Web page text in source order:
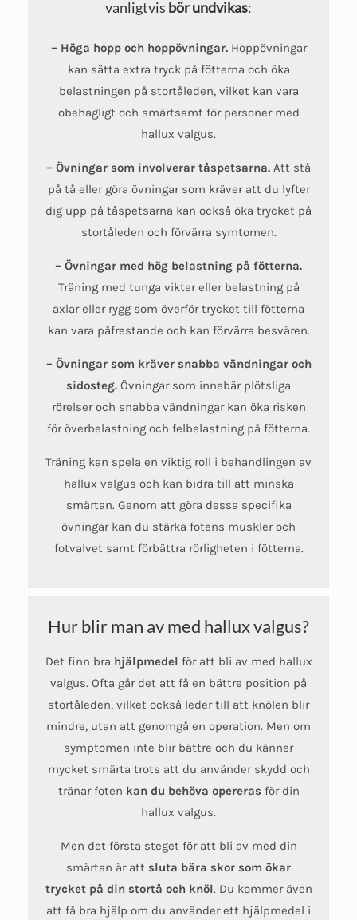
vanligtvis bör undvikas:
– Höga hopp och hoppövningar.Hoppövningar
kan sätta extra tryck på fötterna och öka
belastningen på stortåleden, vilket kan vara
obehagligt och smärtsamt för personer med
hallux valgus.
– Övningar som involverar tåspetsarna. Att stå
på tå eller göra övningar som kräver att du lyfter
dig upp på tåspetsarna kan också öka trycket på
stortåleden och förvärra symtomen.
– Övningar med hög belastning på fötterna.
Träning med tunga vikter eller belastning på
axlar eller rygg som överför trycket till fötterna
kan vara påfrestande och kan förvärra besvären.
– Övningar som kräver snabba vändningar och
sidosteg. Övningar som innebär plötsliga
rörelser och snabba vändningar kan öka risken
för överbelastning och felbelastning på fötterna.
Träning kan spela en viktig roll i behandlingen av
hallux valgus och kan bidra till att minska
smärtan. Genom att göra dessa specifika
övningar kan du stärka fotens muskler och
fotvalvet samt förbättra rörligheten i fötterna.
Hur blir man av med hallux valgus?
Det finn bra hjälpmedel för att bli av med hallux
valgus. Ofta går det att få en bättre position på
stortåleden, vilket också leder till att knölen blir
mindre, utan att genomgå en operation. Men om
symptomen inte blir bättre och du känner
mycket smärta trots att du använder skydd och
tränar foten kan du behöva opereras för din
hallux valgus.
Men det första steget för att bli av med din
smärtan är att sluta bära skor som ökar
trycket på din stortå och knöl. Du kommer även
att få bra hjälp om du använder ett hjälpmedel i